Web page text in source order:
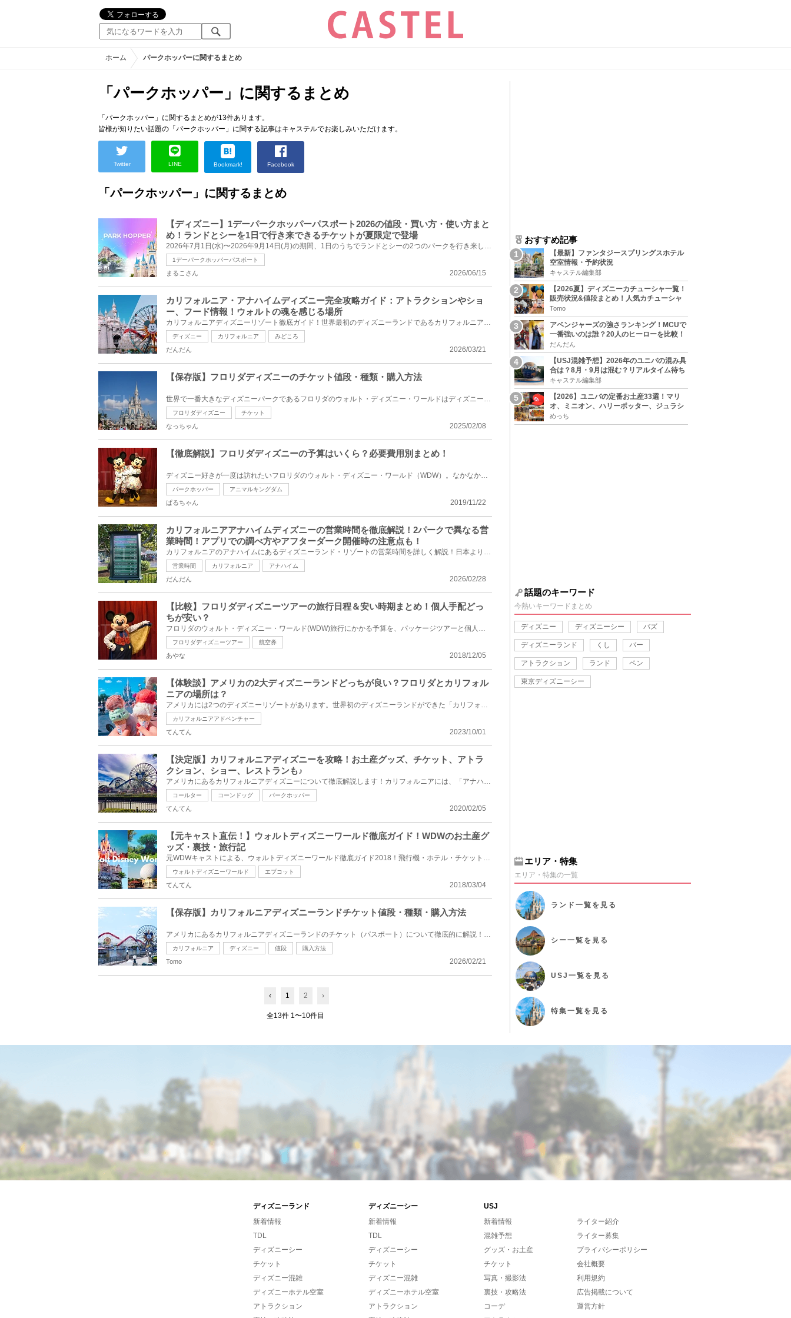
ホーム パークホッパーに関するまとめ
「パークホッパー」に関するまとめ
「パークホッパー」に関するまとめが13件あります。
皆様が知りたい話題の「パークホッパー」に関する記事はキャステルでお楽しみいただけます。
Twitter LINE Bookmark! Facebook
「パークホッパー」に関するまとめ
【ディズニー】1デーパークホッパーパスポート2026の値段・買い方・使い方まと
め！ランドとシーを1日で行き来できるチケットが夏限定で登場
2026年7月1日(水)〜2026年9月14日(月)の期間、1日のうちでランドとシーの2つのパークを行き来して楽しめ...
1デーパークホッパーパスポート
2026/06/15
まるこさん
カリフォルニア・アナハイムディズニー完全攻略ガイド：アトラクションやショ
ー、フード情報！ウォルトの魂を感じる場所
カリフォルニアディズニーリゾート徹底ガイド！世界最初のディズニーランドであるカリフォルニア・ディ...
ディズニー カリフォルニア みどころ
2026/03/21
だんだん
【保存版】フロリダディズニーのチケット値段・種類・購入方法
世界で一番大きなディズニーパークであるフロリダのウォルト・ディズニー・ワールドはディズニー好きな...
フロリダディズニー チケット
2025/02/08
なっちゃん
【徹底解説】フロリダディズニーの予算はいくら？必要費用別まとめ！
ディズニー好きが一度は訪れたいフロリダのウォルト・ディズニー・ワールド（WDW）。なかなか頻繁に行く...
パークホッパー アニマルキングダム
2019/11/22
ぱるちゃん
カリフォルニアアナハイムディズニーの営業時間を徹底解説！2パークで異なる営
業時間！アプリでの調べ方やアフターダーク開催時の注意点も！
カリフォルニアのアナハイムにあるディズニーランド・リゾートの営業時間を詳しく解説！日本より長い24...
営業時間 カリフォルニア アナハイム
2026/02/28
だんだん
【比較】フロリダディズニーツアーの旅行日程＆安い時期まとめ！個人手配どっ
ちが安い？
フロリダのウォルト・ディズニー・ワールド(WDW)旅行にかかる予算を、パッケージツアーと個人手配の場合...
フロリダディズニーツアー 航空券
2018/12/05
あやな
【体験談】アメリカの2大ディズニーランドどっちが良い？フロリダとカリフォル
ニアの場所は？
アメリカには2つのディズニーリゾートがあります。世界初のディズニーランドができた「カリフォルニア ...
カリフォルニアアドベンチャー
2023/10/01
てんてん
【決定版】カリフォルニアディズニーを攻略！お土産グッズ、チケット、アトラ
クション、ショー、レストランも♪
アメリカにあるカリフォルニアディズニーについて徹底解説します！カリフォルニアには、「アナハイムデ...
コールター コーンドッグ パークホッパー
2020/02/05
てんてん
【元キャスト直伝！】ウォルトディズニーワールド徹底ガイド！WDWのお土産グ
ッズ・裏技・旅行記
元WDWキャストによる、ウォルトディズニーワールド徹底ガイド2018！飛行機・ホテル・チケットなどの旅行...
ウォルトディズニーワールド エプコット
2018/03/04
てんてん
【保存版】カリフォルニアディズニーランドチケット値段・種類・購入方法
アメリカにあるカリフォルニアディズニーランドのチケット（パスポート）について徹底的に解説！値段や...
カリフォルニア ディズニー 値段 購入方法
2026/02/21
Tomo
‹ 1 2 ›
全13件 1〜10件目
おすすめ記事
【最新】ファンタジースプリングスホテル
空室情報・予約状況
キャステル編集部
【2026夏】ディズニーカチューシャ一覧！
販売状況&値段まとめ！人気カチューシャ
をチェック
Tomo
アベンジャーズの強さランキング！MCUで
一番強いのは誰？20人のヒーローを比較！
だんだん
【USJ混雑予想】2026年のユニバの混み具
合は？8月・9月は混む？リアルタイム待ち
時間アプリも
キャステル編集部
【2026】ユニバの定番お土産33選！マリ
オ、ミニオン、ハリーポッター、ジュラシ
ックパーク、セサミ、SINGなどのグッズ情
報
めっち
話題のキーワード
今熱いキーワードまとめ
ディズニー ディズニーシー バズ
ディズニーランド くし バー
アトラクション ランド ペン
東京ディズニーシー
エリア・特集
エリア・特集の一覧
ランド 一覧を見る
シー一覧を見る
USJ 一覧を見る
特集一覧を見る
ディズニーランド ディズニーシー
USJ
新着情報
TDL
ディズニーシー
チケット
ディズニー混雑
ディズニーホテル空室
アトラクション
新着情報
TDL
ディズニーシー
チケット
ディズニー混雑
ディズニーホテル空室
アトラクション
新着情報
混雑予想
グッズ・お土産
チケット
写真・撮影法
裏技・攻略法
コーデ
ライター紹介
ライター募集
プライバシーポリシー
会社概要
利用規約
広告掲載について
運営方針